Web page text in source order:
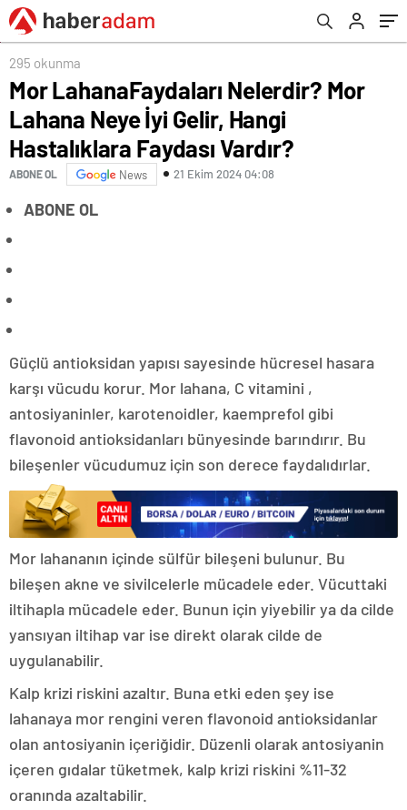
Vardır?
295 okunma
Mor LahanaFaydaları Nelerdir? Mor
Lahana Neye İyi Gelir, Hangi
Hastalıklara Faydası Vardır?
ABONE OL News 21 Ekim 2024 04:08
ABONE OL
Güçlü antioksidan yapısı sayesinde hücresel hasara
karşı vücudu korur. Mor lahana, C vitamini ,
antosiyaninler, karotenoidler, kaemprefol gibi
flavonoid antioksidanları bünyesinde barındırır. Bu
bileşenler vücudumuz için son derece faydalıdırlar.
Mor lahananın içinde sülfür bileşeni bulunur. Bu
bileşen akne ve sivilcelerle mücadele eder. Vücuttaki
iltihapla mücadele eder. Bunun için yiyebilir ya da cilde
yansıyan iltihap var ise direkt olarak cilde de
uygulanabilir.
Kalp krizi riskini azaltır. Buna etki eden şey ise
lahanaya mor rengini veren flavonoid antioksidanlar
olan antosiyanin içeriğidir. Düzenli olarak antosiyanin
içeren gıdalar tüketmek, kalp krizi riskini %11-32
oranında azaltabilir.